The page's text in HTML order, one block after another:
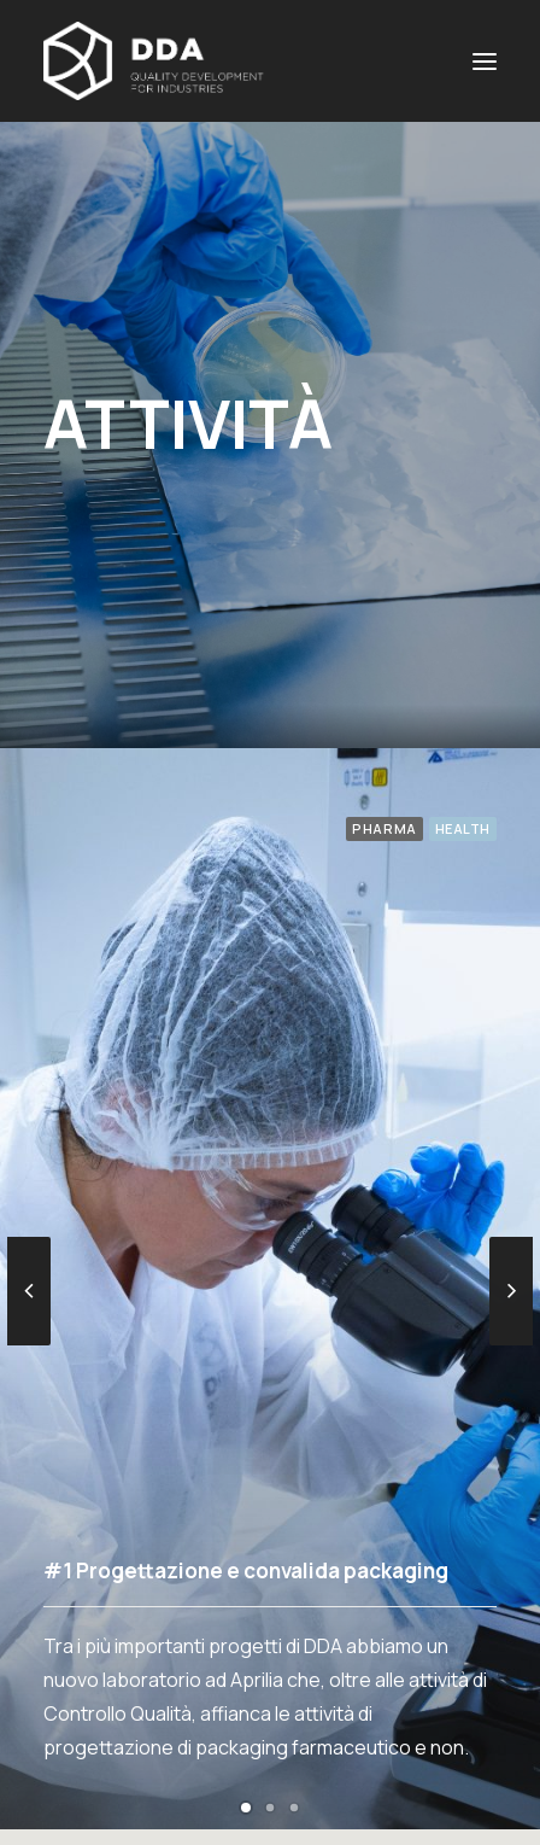
ATTIVITÀ
PHARMA HEALTH
#1 Progettazione e convalida packaging
Tra i più importanti progetti di DDA abbiamo un
nuovo laboratorio ad Aprilia che, oltre alle attività di
Controllo Qualità, affianca le attività di
progettazione di packaging farmaceutico e non.